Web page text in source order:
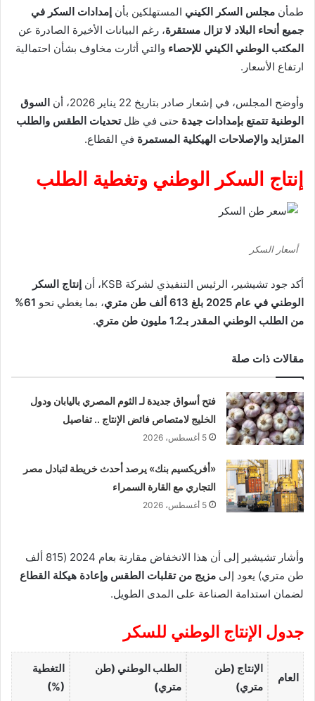
طمأن مجلس السكر الكيني المستهلكين بأن إمدادات السكر في
جميع أنحاء البلاد لا تزال مستقرة، رغم البيانات الأخيرة الصادرة عن
المكتب الوطني الكيني للإحصاء والتي أثارت مخاوف بشأن احتمالية
ارتفاع الأسعار.
وأوضح المجلس، في إشعار صادر بتاريخ 22 يناير 2026، أن
السوق
الوطنية تتمتع بإمدادات جيدة حتى في ظلتحديات الطقس والطلب
المتزايد والإصلاحات الهيكلية المستمرة في القطاع.
إنتاج السكر الوطني وتغطية الطلب
أسعار السكر
أكد جود تشيشير، الرئيس التنفيذي لشركة KSB، أن
إنتاج السكر
الوطني في عام 2025 بلغ 613 ألف طن متري
، بما يغطي نحو
61%
من الطلب الوطني المقدر بـ1.2 مليون طن متري
.
مقالات ذات صلة
فتح أسواق جديدة لـ الثوم المصري باليابان ودول
الخليج لامتصاص فائض الإنتاج .. تفاصيل
5 أغسطس، 2026
«أفريكسيم بنك» يرصد أحدث خريطة لتبادل مصر
التجاري مع القارة السمراء
5 أغسطس، 2026
وأشار تشيشير إلى أن هذا الانخفاض مقارنة بعام 2024 (815 ألف
طن متري) يعود إلى مزيج من تقلبات الطقس وإعادة هيكلة القطاع
لضمان استدامة الصناعة على المدى الطويل.
جدول الإنتاج الوطني للسكر
العام
الإنتاج (طن
متري)
الطلب الوطني (طن
متري)
التغطية
(%)